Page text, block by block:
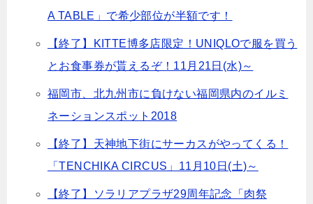
A TABLE」で希少部位が半額です！
【終了】KITTE博多店限定！UNIQLOで服を買う
とお食事券が貰えるぞ！11月21日(水)～
福岡市、北九州市に負けない福岡県内のイルミ
ネーションスポット2018
【終了】天神地下街にサーカスがやってくる！
「TENCHIKA CIRCUS」11月10日(土)～
【終了】ソラリアプラザ29周年記念「肉祭